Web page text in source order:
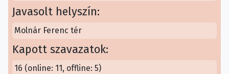
Javasolt helyszín:
Molnár Ferenc tér
Kapott szavazatok:
16 (online: 11, offline: 5)